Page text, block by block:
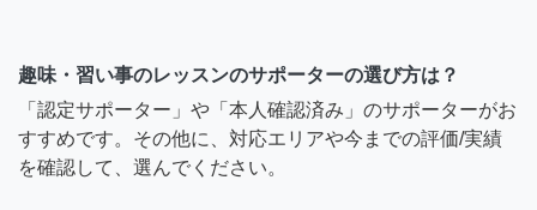
趣味・習い事のレッスンのサポーターの選び方は？
「認定サポーター」や「本人確認済み」のサポーターがお
すすめです。その他に、対応エリアや今までの評価/実績
を確認して、選んでください。